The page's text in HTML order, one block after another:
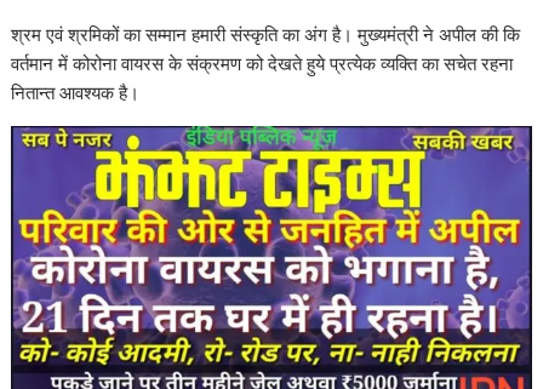
श्रम एवं श्रमिकों का सम्मान हमारी संस्कृति का अंग है। मुख्यमंत्री ने अपील की कि
वर्तमान में कोरोना वायरस के संक्रमण को देखते हुये प्रत्येक व्यक्ति का सचेत रहना
नितान्त आवश्यक है।